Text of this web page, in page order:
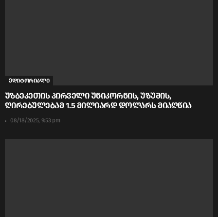
ედიტორიალი
უზბეკეთის პირველი უნიკორნის, უზუმის,
ღირებულებამ 1.5 მილიარდ დოლარს მიაღწია
08/18/2025, 9:53 pm